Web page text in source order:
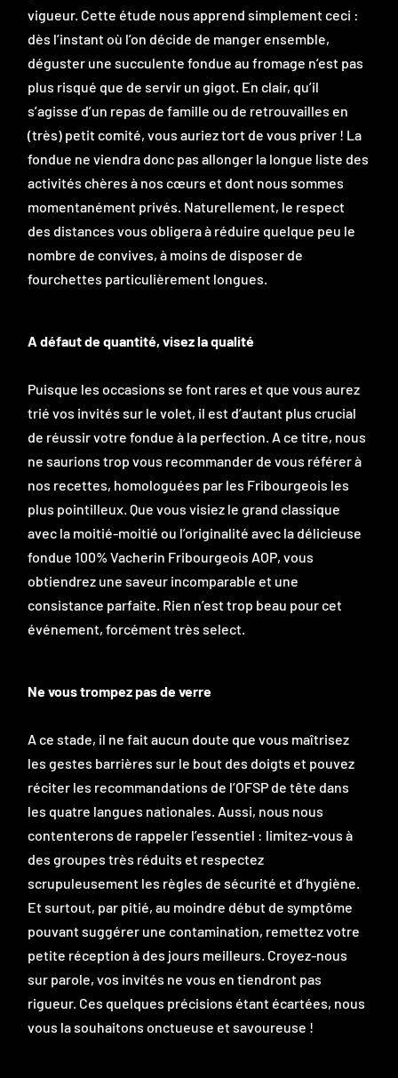
vigueur. Cette étude nous apprend simplement ceci :
dès l’instant où l’on décide de manger ensemble,
déguster une succulente fondue au fromage n’est pas
plus risqué que de servir un gigot. En clair, qu’il
s’agisse d’un repas de famille ou de retrouvailles en
(très) petit comité, vous auriez tort de vous priver ! La
fondue ne viendra donc pas allonger la longue liste des
activités chères à nos cœurs et dont nous sommes
momentanément privés. Naturellement, le respect
des distances vous obligera à réduire quelque peu le
nombre de convives, à moins de disposer de
fourchettes particulièrement longues.
A défaut de quantité, visez la qualité
Puisque les occasions se font rares et que vous aurez
trié vos invités sur le volet, il est d’autant plus crucial
de réussir votre fondue à la perfection. A ce titre, nous
ne saurions trop vous recommander de vous référer à
nos recettes, homologuées par les Fribourgeois les
plus pointilleux. Que vous visiez le grand classique
avec la moitié-moitié ou l’originalité avec la délicieuse
fondue 100% Vacherin Fribourgeois AOP, vous
obtiendrez une saveur incomparable et une
consistance parfaite. Rien n’est trop beau pour cet
événement, forcément très select.
Ne vous trompez pas de verre
A ce stade, il ne fait aucun doute que vous maîtrisez
les gestes barrières sur le bout des doigts et pouvez
réciter les recommandations de l’OFSP de tête dans
les quatre langues nationales. Aussi, nous nous
contenterons de rappeler l’essentiel : limitez-vous à
des groupes très réduits et respectez
scrupuleusement les règles de sécurité et d’hygiène.
Et surtout, par pitié, au moindre début de symptôme
pouvant suggérer une contamination, remettez votre
petite réception à des jours meilleurs. Croyez-nous
sur parole, vos invités ne vous en tiendront pas
rigueur. Ces quelques précisions étant écartées, nous
vous la souhaitons onctueuse et savoureuse !